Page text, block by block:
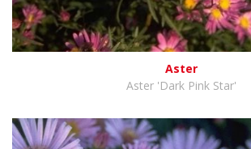
Aster
Aster 'Dark Pink Star'